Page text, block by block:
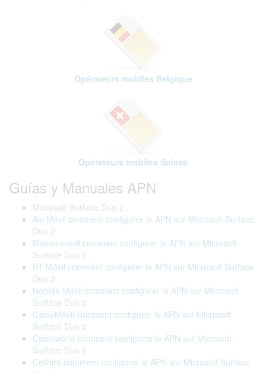
Opérateurs mobiles Belgique
Opérateurs mobiles Suisse
Guías y Manuales APN
Microsoft Surface Duo 2
Aki Móvil comment configurer le APN sur Microsoft Surface
Duo 2
Blaveo móvil comment configurer le APN sur Microsoft
Surface Duo 2
BT Móvil comment configurer le APN sur Microsoft Surface
Duo 2
Nordés Móvil comment configurer le APN sur Microsoft
Surface Duo 2
CableMóvil comment configurer le APN sur Microsoft
Surface Duo 2
Cableworld comment configurer le APN sur Microsoft
Surface Duo 2
Cellhire comment configurer le APN sur Microsoft Surface